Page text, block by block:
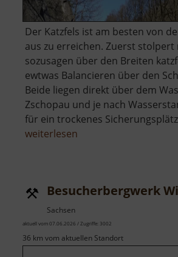
Der Katzfels ist am besten von
aus zu erreichen. Zuerst stolpert
sozusagen über den Breiten
ewtwas Balancieren über den
Beide liegen direkt über dem
Zschopau und je nach
für ein trockenes
weiterlesen
Besucherbergwerk
Sachsen
aktuell vom 07.06.2026 / Zugriffe: 3002
36 km vom aktuellen Standort